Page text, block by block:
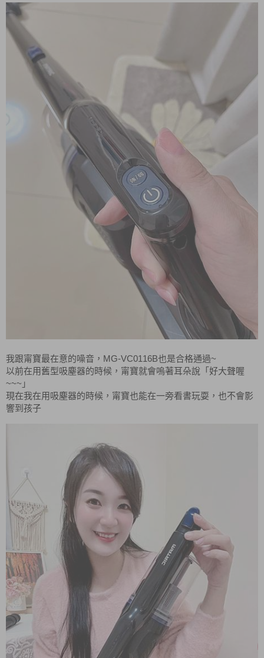
我跟甯寶最在意的噪音， MG-VC0116B也是合格通過~
以前在用舊型吸塵器的時候，甯寶就會嗚著耳朵說「好大聲喔
~~~ 」
現在我在用吸塵器的時候，甯寶也能在一旁看書玩耍，也不會影
響到孩子